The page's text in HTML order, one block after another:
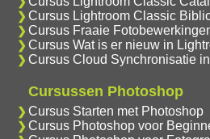
Cursus Lightroom Classic
Cursus Fraaie
Cursus Wat is er nieuw in
Cursus Cloud Synchronisatie
Cursussen Photoshop
Cursus Starten met Photoshop
Cursus Photoshop voor